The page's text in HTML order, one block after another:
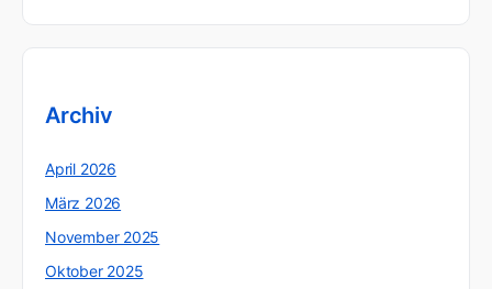
Archiv
April 2026
März 2026
November 2025
Oktober 2025